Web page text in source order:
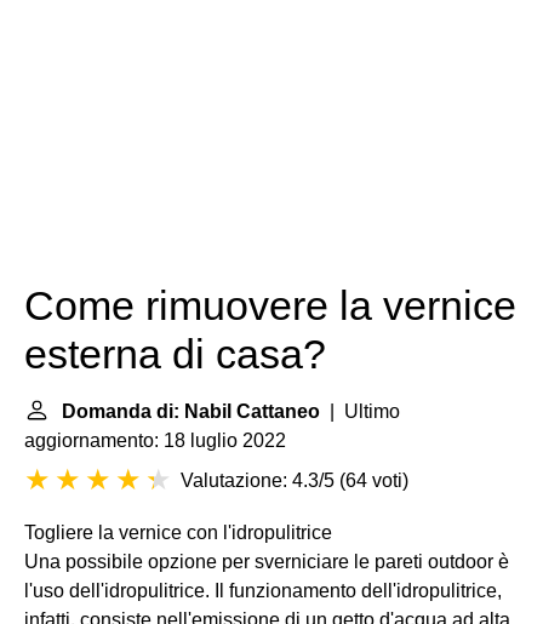
Come rimuovere la vernice
esterna di casa?
Domanda di: Nabil Cattaneo | Ultimo
aggiornamento: 18 luglio 2022
Valutazione: 4.3/5 (64 voti)
Togliere la vernice con l'idropulitrice
Una possibile opzione per sverniciare le pareti outdoor è
l'uso dell'idropulitrice. Il funzionamento dell'idropulitrice,
infatti, consiste nell'emissione di un getto d'acqua ad alta